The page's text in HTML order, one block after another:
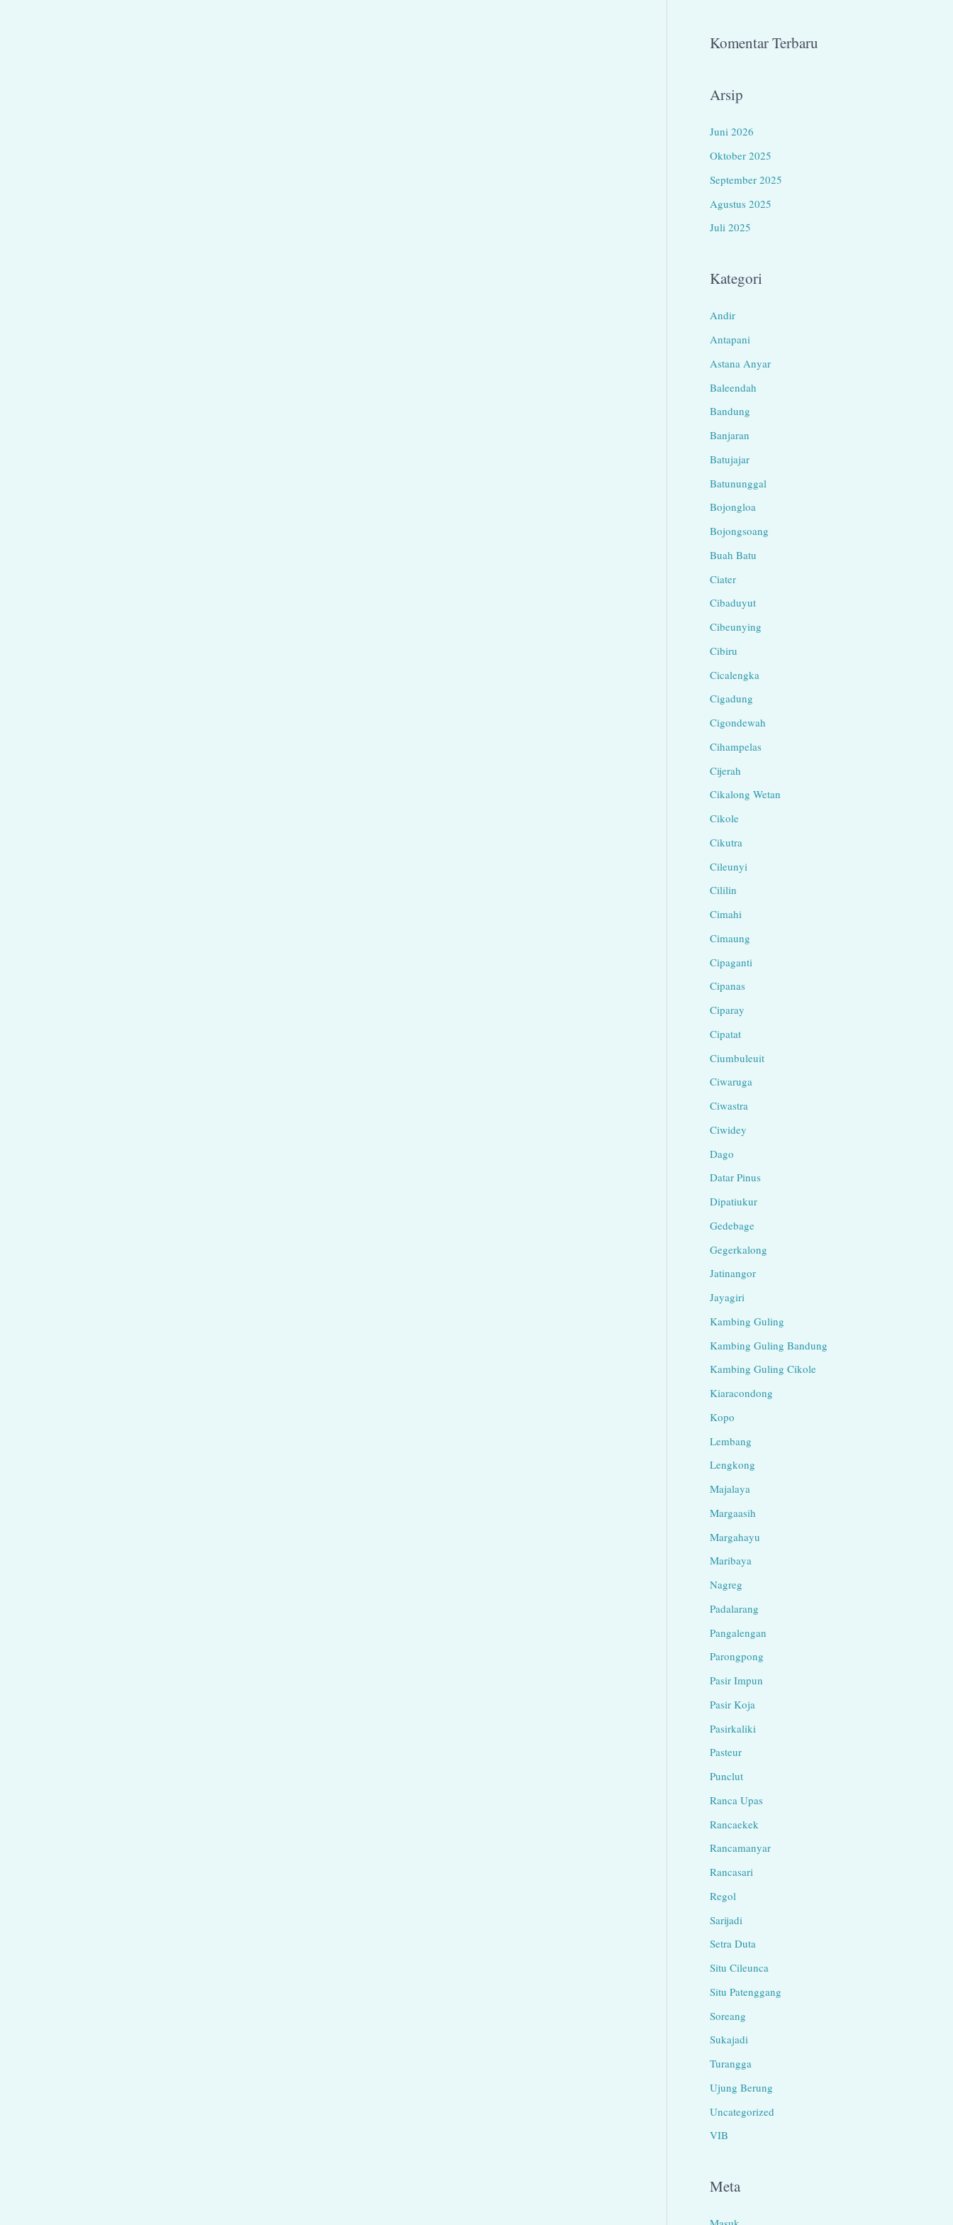
Komentar Terbaru
Arsip
Juni 2026
Oktober 2025
September 2025
Agustus 2025
Juli 2025
Kategori
Andir
Antapani
Astana Anyar
Baleendah
Bandung
Banjaran
Batujajar
Batununggal
Bojongloa
Bojongsoang
Buah Batu
Ciater
Cibaduyut
Cibeunying
Cibiru
Cicalengka
Cigadung
Cigondewah
Cihampelas
Cijerah
Cikalong Wetan
Cikole
Cikutra
Cileunyi
Cililin
Cimahi
Cimaung
Cipaganti
Cipanas
Ciparay
Cipatat
Ciumbuleuit
Ciwaruga
Ciwastra
Ciwidey
Dago
Datar Pinus
Dipatiukur
Gedebage
Gegerkalong
Jatinangor
Jayagiri
Kambing Guling
Kambing Guling Bandung
Kambing Guling Cikole
Kiaracondong
Kopo
Lembang
Lengkong
Majalaya
Margaasih
Margahayu
Maribaya
Nagreg
Padalarang
Pangalengan
Parongpong
Pasir Impun
Pasir Koja
Pasirkaliki
Pasteur
Punclut
Ranca Upas
Rancaekek
Rancamanyar
Rancasari
Regol
Sarijadi
Setra Duta
Situ Cileunca
Situ Patenggang
Soreang
Sukajadi
Turangga
Ujung Berung
Uncategorized
VIB
Meta